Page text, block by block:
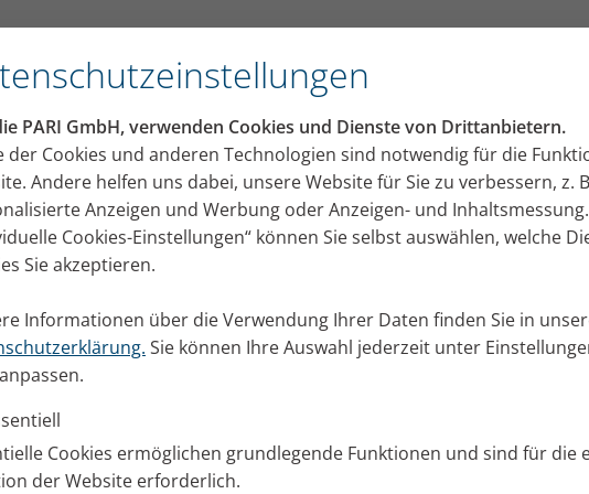
PARI GmbH, verwenden Cookies und Dienste von Drittanbietern.
der Cookies und anderen Technologien sind notwendig für die
Andere helfen uns dabei, unsere Website für Sie zu verbessern, z.
Anzeigen und Werbung oder Anzeigen- und
Cookies-Einstellungen“ können Sie selbst auswählen, welche
Sie akzeptieren.
Informationen über die Verwendung Ihrer Daten finden Sie in
Sie können Ihre Auswahl jederzeit unter
Cookies ermöglichen grundlegende Funktionen und sind für die
der Website erforderlich.
einen Blick
inhalieren: Alle
Blick
wie Sie Inhalation Ihres Kindes mit Spielen kombinieren
gleich mehr Spaß. Gleichzeitig lernt Ihr Kind eine tiefe,
Juni 2026